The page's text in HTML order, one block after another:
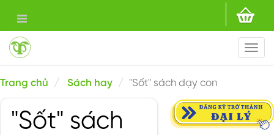
Trang chủ Sách hay "Sốt" sách dạy con
"Sốt" sách